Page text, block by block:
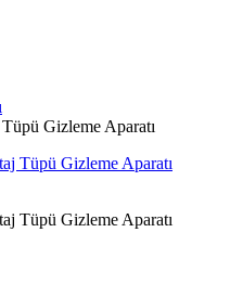
Gizleme Aparatı